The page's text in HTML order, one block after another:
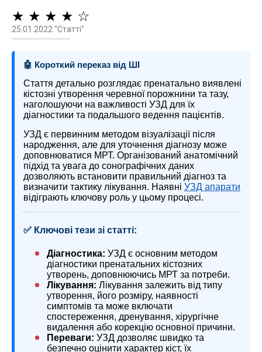
★ ★ ★ ★ ☆
25.01.2022 "Статті"
🤖 Короткий переказ від ШІ
Стаття детально розглядає пренатально виявлені
кістозні утворення черевної порожнини та тазу,
наголошуючи на важливості УЗД для їх
діагностики та подальшого ведення пацієнтів.
УЗД є первинним методом візуалізації після
народження, але для уточнення діагнозу може
доповнюватися МРТ. Організований анатомічний
підхід та увага до сонографічних даних
дозволяють встановити правильний діагноз та
визначити тактику лікування. Наявні УЗД апарати
відіграють ключову роль у цьому процесі.
✅ Ключові тези зі статті:
Діагностика: УЗД є основним методом
діагностики пренатальних кістозних
утворень, доповнюючись МРТ за потреби.
Лікування: Лікування залежить від типу
утворення, його розміру, наявності
симптомів та може включати
спостереження, дренування, хірургічне
видалення або корекцію основної причини.
Переваги: УЗД дозволяє швидко та
безпечно оцінити характер кіст, їх